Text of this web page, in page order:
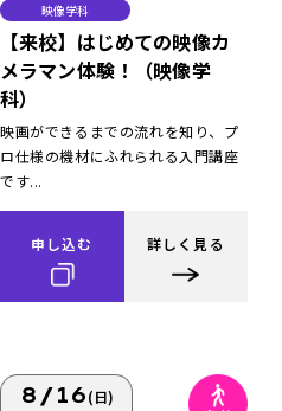
映像学科
【来校】はじめての映像カ
メラマン体験！（映像学
科）
映画ができるまでの流れを知り、プ
ロ仕様の機材にふれられる入門講座
です...
申し込む 詳しく見る
8/16(日)